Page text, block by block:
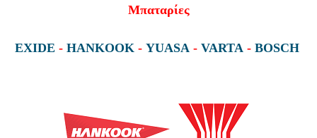
Μπαταρίες
EXIDE - HANKOOK - YUASA - VARTA - BOSCH